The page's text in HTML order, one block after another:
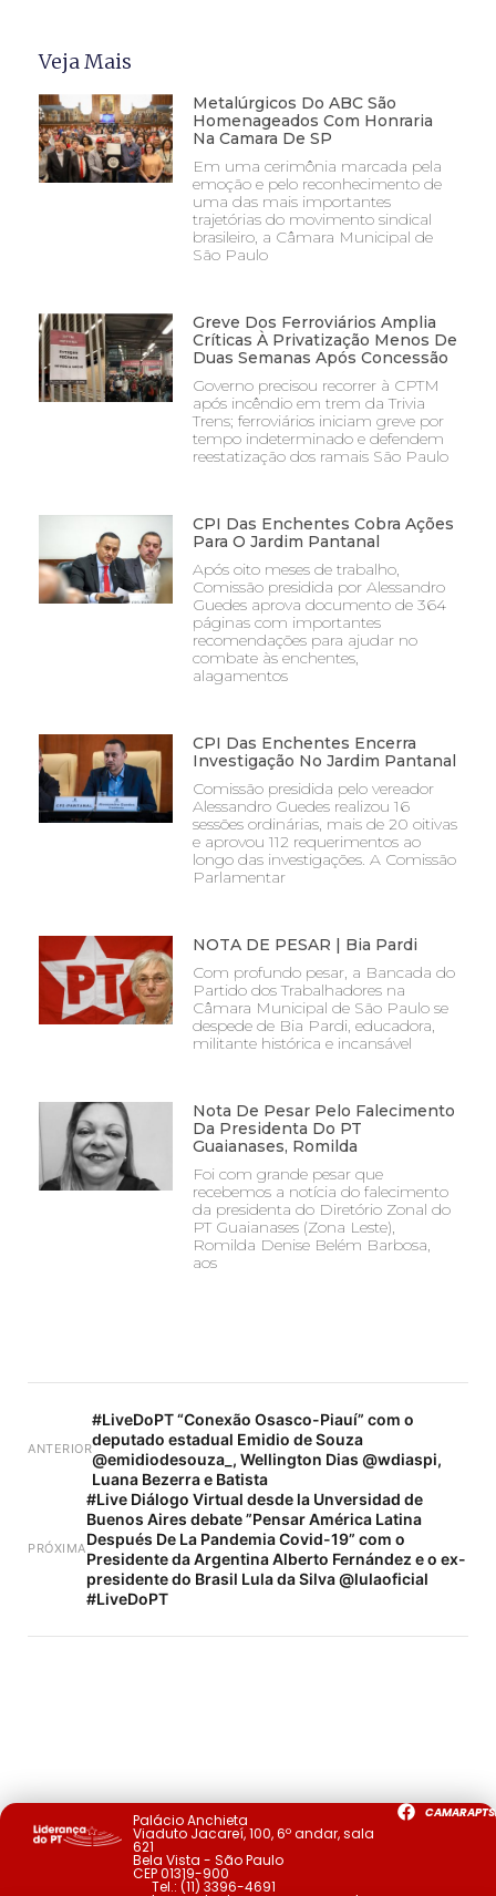
Veja Mais
Metalúrgicos Do ABC São
Homenageados Com Honraria
Na Camara De SP
Em uma cerimônia marcada pela
emoção e pelo reconhecimento de
uma das mais importantes
trajetórias do movimento sindical
brasileiro, a Câmara Municipal de
São Paulo
Greve Dos Ferroviários Amplia
Críticas À Privatização Menos De
Duas Semanas Após Concessão
Governo precisou recorrer à CPTM
após incêndio em trem da Trivia
Trens; ferroviários iniciam greve por
tempo indeterminado e defendem
reestatização dos ramais São Paulo
CPI Das Enchentes Cobra Ações
Para O Jardim Pantanal
Após oito meses de trabalho,
Comissão presidida por Alessandro
Guedes aprova documento de 364
páginas com importantes
recomendações para ajudar no
combate às enchentes,
alagamentos
CPI Das Enchentes Encerra
Investigação No Jardim Pantanal
Comissão presidida pelo vereador
Alessandro Guedes realizou 16
sessões ordinárias, mais de 20 oitivas
e aprovou 112 requerimentos ao
longo das investigações. A Comissão
Parlamentar
NOTA DE PESAR | Bia Pardi
Com profundo pesar, a Bancada do
Partido dos Trabalhadores na
Câmara Municipal de São Paulo se
despede de Bia Pardi, educadora,
militante histórica e incansável
Nota De Pesar Pelo Falecimento
Da Presidenta Do PT
Guaianases, Romilda
Foi com grande pesar que
recebemos a notícia do falecimento
da presidenta do Diretório Zonal do
PT Guaianases (Zona Leste),
Romilda Denise Belém Barbosa,
aos
ANTERIOR
#LiveDoPT “Conexão Osasco-Piauí” com o
deputado estadual Emidio de Souza
@emidiodesouza_, Wellington Dias @wdiaspi,
Luana Bezerra e Batista
PRÓXIMA
#Live Diálogo Virtual desde la Unversidad de
Buenos Aires debate ”Pensar América Latina
Después De La Pandemia Covid-19” com o
Presidente da Argentina Alberto Fernández e o ex-
presidente do Brasil Lula da Silva @lulaoficial
#LiveDoPT
Palácio Anchieta
Viaduto Jacareí, 100, 6º andar, sala
621
Bela Vista - São Paulo
CEP 01319-900
Tel.: (11) 3396-4691